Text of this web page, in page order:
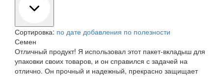
Сортировка: по дате добавления по полезности
Семен
Отличный продукт! Я использовал этот пакет-вкладыш для
упаковки своих товаров, и он справился с задачей на
отлично. Он прочный и надежный, прекрасно защищает